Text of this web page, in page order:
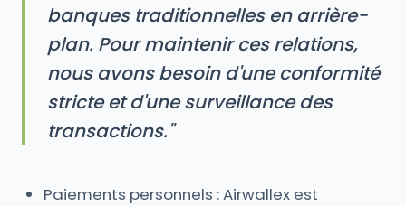
banques traditionnelles en arrière-
plan. Pour maintenir ces relations,
nous avons besoin d'une conformité
stricte et d'une surveillance des
transactions."
Paiements personnels : Airwallex est